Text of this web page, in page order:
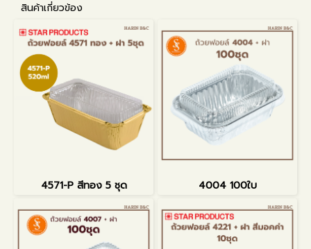
สินค้าเกี่ยวข้อง
4571-P สีทอง 5 ชุด 4004 100ใบ